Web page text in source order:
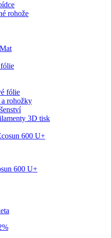
rohože
fólie
rohožky
3D tisk
600 U+